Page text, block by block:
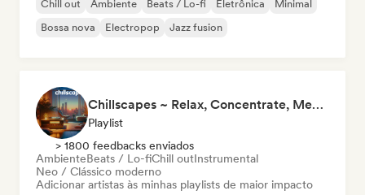
Chill out Ambiente Beats / Lo-fi Eletrônica
Minimal
Bossa nova
Electropop Jazz fusion
Chillscapes ~ Relax, Concentrate, Meditate, Sleep, Dream
Playlist
> 1800 feedbacks enviados
AmbienteBeats / Lo-fiChill outInstrumental
Neo / Clássico moderno
Adicionar artistas às minhas playlists de maior impacto